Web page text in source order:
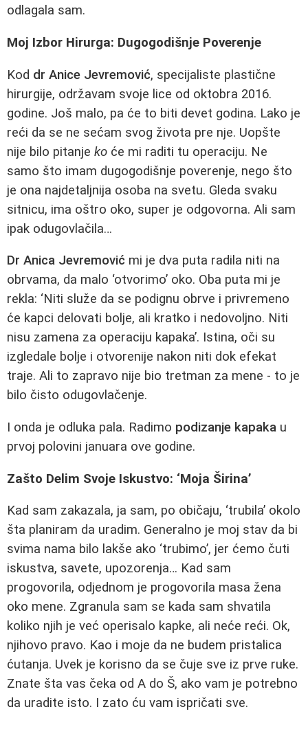
odlagala sam.
Moj Izbor Hirurga: Dugogodišnje Poverenje
Kod dr Anice Jevremović, specijaliste plastične
hirurgije, održavam svoje lice od oktobra 2016.
godine. Još malo, pa će to biti devet godina. Lako je
reći da se ne sećam svog života pre nje. Uopšte
nije bilo pitanje ko će mi raditi tu operaciju. Ne
samo što imam dugogodišnje poverenje, nego što
je ona najdetaljnija osoba na svetu. Gleda svaku
sitnicu, ima oštro oko, super je odgovorna. Ali sam
ipak odugovlačila…
Dr Anica Jevremović mi je dva puta radila niti na
obrvama, da malo ‘otvorimo’ oko. Oba puta mi je
rekla: ‘Niti služe da se podignu obrve i privremeno
će kapci delovati bolje, ali kratko i nedovoljno. Niti
nisu zamena za operaciju kapaka’. Istina, oči su
izgledale bolje i otvorenije nakon niti dok efekat
traje. Ali to zapravo nije bio tretman za mene - to je
bilo čisto odugovlačenje.
I onda je odluka pala. Radimo podizanje kapaka u
prvoj polovini januara ove godine.
Zašto Delim Svoje Iskustvo: ‘Moja Širina’
Kad sam zakazala, ja sam, po običaju, ‘trubila’ okolo
šta planiram da uradim. Generalno je moj stav da bi
svima nama bilo lakše ako ‘trubimo’, jer ćemo čuti
iskustva, savete, upozorenja… Kad sam
progovorila, odjednom je progovorila masa žena
oko mene. Zgranula sam se kada sam shvatila
koliko njih je već operisalo kapke, ali neće reći. Ok,
njihovo pravo. Kao i moje da ne budem pristalica
ćutanja. Uvek je korisno da se čuje sve iz prve ruke.
Znate šta vas čeka od A do Š, ako vam je potrebno
da uradite isto. I zato ću vam ispričati sve.